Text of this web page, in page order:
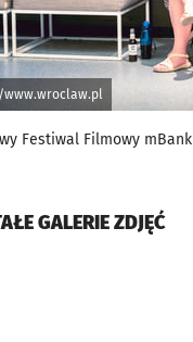
www.wroclaw.pl
Festiwal Filmowy
GALERIE ZDJĘĆ